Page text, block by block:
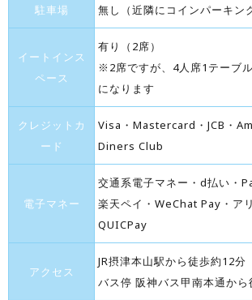
駐車場 無し（近隣にコインパーキン
イートインス
ペース
有り（2席）
※2席ですが、4人席1テーブ
になります
クレジットカ
ード
Visa・Mastercard・JCB・
Diners Club
電子マネー
交通系電子マネー・d払い・
楽天ペイ・WeChat Pay・ア
QUICPay
アクセス
JR摂津本山駅から徒歩約12分
バス停 阪神バス甲南本通から